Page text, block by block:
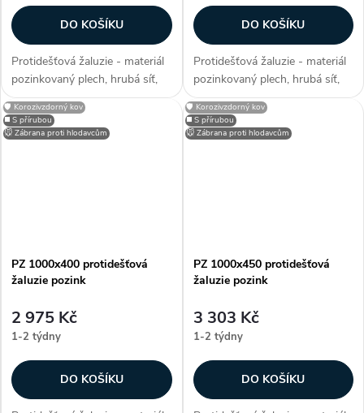
DO KOŠÍKU
Protidešťová žaluzie - materiál
pozinkovaný plech, hrubá síť,
efektivní plocha sef 0,1472 m²,
snadno přizpůsobitelné díky
možnosti lakování RAL, zakryje
DO KOŠÍKU
Protidešťová žaluzie - materiál
pozinkovaný plech, hrubá síť,
efektivní plocha sef 0,1784 m²,
snadno přizpůsobitelné díky
možnosti lakování RAL, zakryje
◼️ S přírubou
🛡️ Korozivzdorný kov
🐭 Zábrana proti hlodavcům
PZ 1000x400 protidešťová
žaluzie pozink
2 975 Kč
1-2 týdny
DO KOŠÍKU
◼️ S přírubou
🛡️ Korozivzdorný kov
🐭 Zábrana proti hlodavcům
PZ 1000x450 protidešťová
žaluzie pozink
3 303 Kč
1-2 týdny
DO KOŠÍKU